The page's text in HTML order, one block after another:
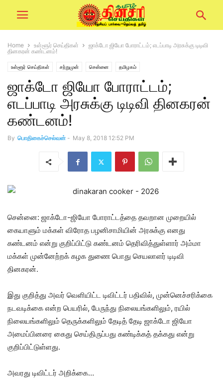
Home உள்ளூர் செய்திகள்
ஜாக்டோ ஜியோ போராட்டம்; எடப்பாடி அரசுக்கு டிடிவி
தினகரன் கண்டனம்!
உள்ளூர் செய்திகள் சற்றுமுன் சென்னை தமிழகம்
ஜாக்டோ ஜியோ போராட்டம்;
எடப்பாடி அரசுக்கு டிடிவி தினகரன்
கண்டனம்!
By பொதிகைச்செல்வன் - May 8, 2018 12:52 PM
சென்னை: ஜாக்டோ-ஜியோ போராட்டத்தை தவறான முறையில்
கையாளும் மக்கள் விரோத பழனிசாமியின் அரசுக்கு எனது
கண்டனம் என்று குறிப்பிட்டு கண்டனம் தெரிவித்துள்ளார் அம்மா
மக்கள் முன்னேற்றக் கழக துணை பொது செயலாளர் டிடிவி
தினகரன்.
இது குறித்து அவர் வெளியிட்ட டிவிட்டர் பதிவில், முன்னெச்சரிக்கை
நடவடிக்கை என்ற பெயரில், பேருந்து நிலையங்களிலும், ரயில்
நிலையங்களிலும் தெருக்களிலும் தேடித் தேடி ஜாக்டோ ஜியோ
அமைப்பினரை கைது செய்திருப்பது கண்டிக்கத் தக்கது என்று
குறிப்பிட்டுள்ளது.
அவரது டிவிட்டர் அறிக்கை…